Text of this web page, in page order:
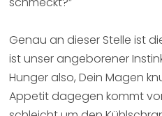
Genau an dieser Stelle ist
ist unser angeborener
Hunger also, Dein Magen
Appetit dagegen kommt